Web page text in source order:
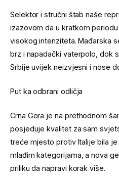
Selektor i stručni štab naše
izazovom da u kratkom
visokog intenziteta. Mađarska
brz i napadački vaterpolo, dok
Srbije uvijek neizvjesni i nose
Put ka odbrani odličja
Crna Gora je na prethodnom
posjeduje kvalitet za sam
treće mjesto protiv Italije bila
mlađim kategorijama, a nova
priliku da napravi korak više.